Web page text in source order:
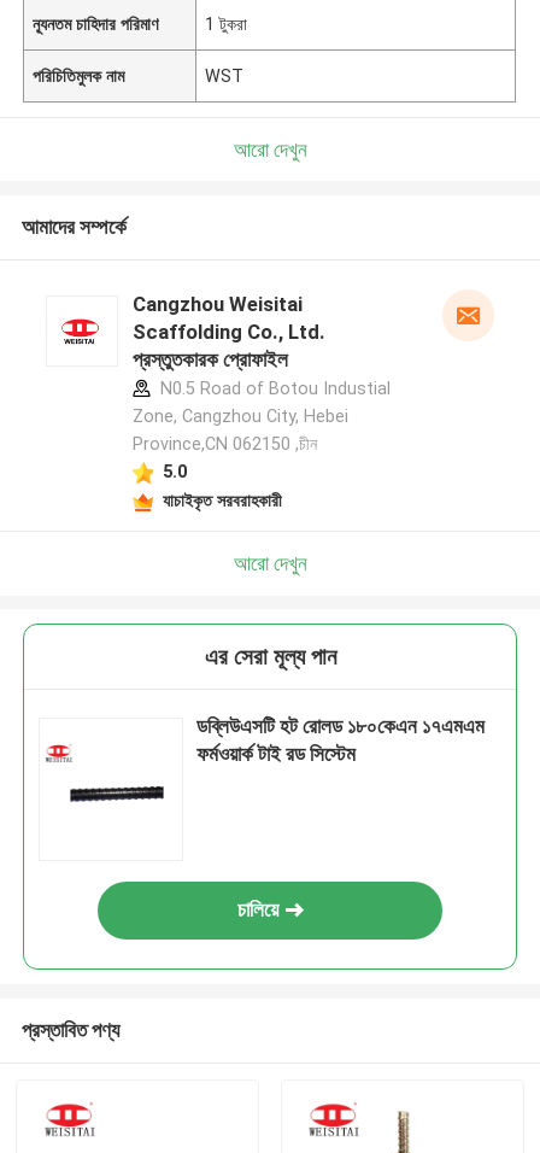
ন্যূনতম চাহিদার পরিমাণ 1 টুকরা
পরিচিতিমুলক নাম WST
আরো দেখুন
আমাদের সম্পর্কে
Cangzhou Weisitai
Scaffolding Co., Ltd.
প্রস্তুতকারক প্রোফাইল
N0.5 Road of Botou Industial
Zone, Cangzhou City, Hebei
Province,CN 062150 ,চীন
5.0
যাচাইকৃত সরবরাহকারী
আরো দেখুন
এর সেরা মূল্য পান
ডব্লিউএসটি হট রোলড ১৮০কেএন ১৭এমএম
ফর্মওয়ার্ক টাই রড সিস্টেম
চালিয়ে
প্রস্তাবিত পণ্য